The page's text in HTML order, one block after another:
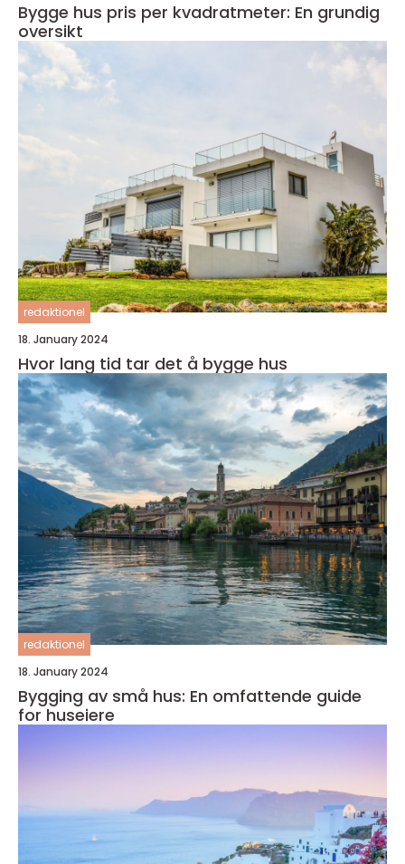
Bygge hus pris per kvadratmeter: En grundig
oversikt
redaktionel
18. January 2024
Hvor lang tid tar det å bygge hus
redaktionel
18. January 2024
Bygging av små hus: En omfattende guide
for huseiere